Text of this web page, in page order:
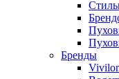
Бренды